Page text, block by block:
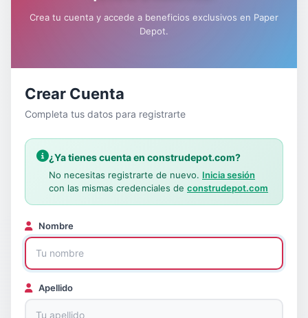
Crea tu cuenta y accede a beneficios exclusivos en Paper
Depot.
Crear Cuenta
Completa tus datos para registrarte
¿Ya tienes cuenta en construdepot.com?
No necesitas registrarte de nuevo. Inicia sesión
con las mismas credenciales de construdepot.com
Nombre
Apellido